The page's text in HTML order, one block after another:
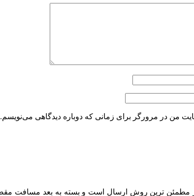
من در مرورگر برای زمانی که دوباره دیدگاهی می‌نویسم.